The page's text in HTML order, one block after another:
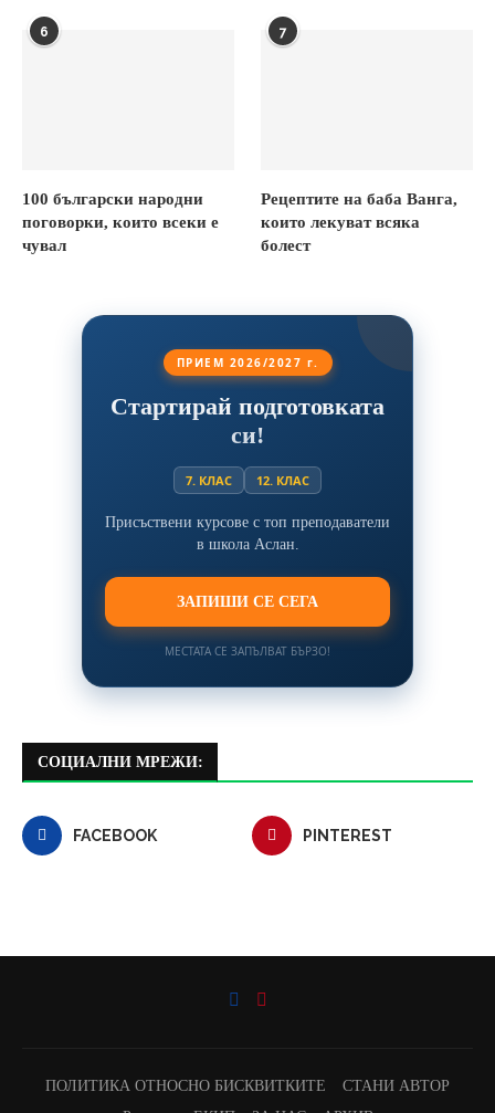
6
100 български народни
поговорки, които всеки е
чувал
7
Рецептите на баба Ванга,
които лекуват всяка
болест
ПРИЕМ 2026/2027 г.
Стартирай подготовката
си!
7. КЛАС 12. КЛАС
Присъствени курсове с топ преподаватели
в школа Аслан.
ЗАПИШИ СЕ СЕГА
МЕСТАТА СЕ ЗАПЪЛВАТ БЪРЗО!
СОЦИАЛНИ МРЕЖИ:
FACEBOOK PINTEREST
ПОЛИТИКА ОТНОСНО БИСКВИТКИТЕ
СТАНИ АВТОР